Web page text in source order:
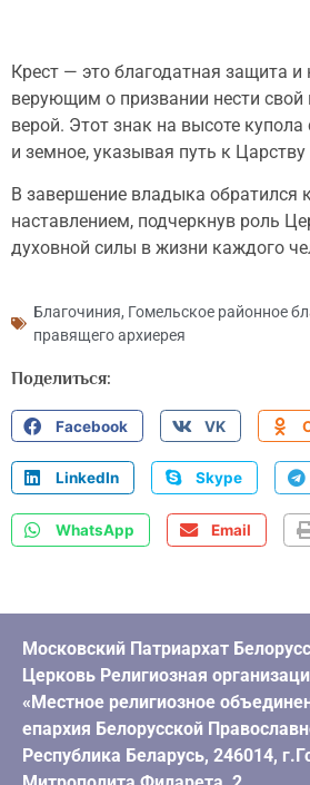
Крест — это благодатная защита
верующим о призвании нести свой
верой. Этот знак на высоте купола
и земное, указывая путь к
В завершение владыка обратился
наставлением, подчеркнув роль
духовной силы в жизни каждого
Благочиния, Гомельское районное
правящего архиерея
Поделиться:
Facebook VK
LinkedIn Skype
WhatsApp Email
Московский Патриархат
Церковь Религиозная
«Местное религиозное
епархия Белорусской
Республика Беларусь, 246014,